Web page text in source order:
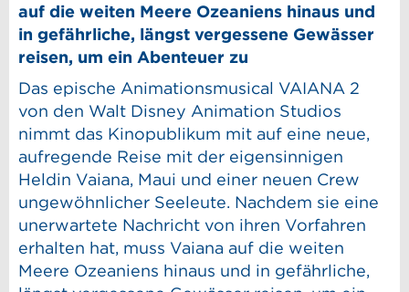
auf die weiten Meere Ozeaniens hinaus und
in gefährliche, längst vergessene Gewässer
reisen, um ein Abenteuer zu
Das epische Animationsmusical VAIANA 2
von den Walt Disney Animation Studios
nimmt das Kinopublikum mit auf eine neue,
aufregende Reise mit der eigensinnigen
Heldin Vaiana, Maui und einer neuen Crew
ungewöhnlicher Seeleute. Nachdem sie eine
unerwartete Nachricht von ihren Vorfahren
erhalten hat, muss Vaiana auf die weiten
Meere Ozeaniens hinaus und in gefährliche,